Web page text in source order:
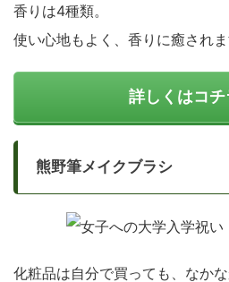
香りは4種類。
使い心地もよく、香りに癒されま
詳しくはコチ
熊野筆メイクブラシ
化粧品は自分で買っても、なか